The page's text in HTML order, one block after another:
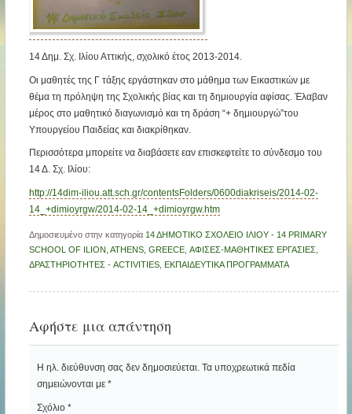
14 Δημ. Σχ. Ιλίου Αττικής, σχολικό έτος 2013-2014.
Οι μαθητές της Γ τάξης εργάστηκαν στο μάθημα των Εικαστικών με
θέμα τη πρόληψη της Σχολικής βίας και τη δημιουργία αφίσας. Έλαβαν
μέρος στο μαθητικό διαγωνισμό και τη δράση “+ δημιουργώ”του
Υπουργείου Παιδείας και διακρίθηκαν.
Περισσότερα μπορείτε να διαβάσετε εαν επισκεφτείτε το σύνδεσμο του
14 Δ. Σχ. Ιλίου:
http://14dim-iliou.att.sch.gr/contentsFolders/0600diakriseis/2014-02-
14_+dimioyrgw/2014-02-14_+dimioyrgw.htm
Δημοσιευμένο στην κατηγορία 14 ΔΗΜΟΤΙΚΟ ΣΧΟΛΕΙΟ ΙΛΙΟΥ - 14 PRIMARY
SCHOOL OF ILION, ATHENS, GREECE, ΑΦΙΣΕΣ-ΜΑΘΗΤΙΚΕΣ ΕΡΓΑΣΙΕΣ
ΔΡΑΣΤΗΡΙΟΤΗΤΕΣ - ACTIVITIES, ΕΚΠΑΙΔΕΥΤΙΚΑ ΠΡΟΓΡΑΜΜΑΤΑ
Αφήστε μια απάντηση
Η ηλ. διεύθυνση σας δεν δημοσιεύεται. Τα υποχρεωτικά πεδία
σημειώνονται με *
Σχόλιο *